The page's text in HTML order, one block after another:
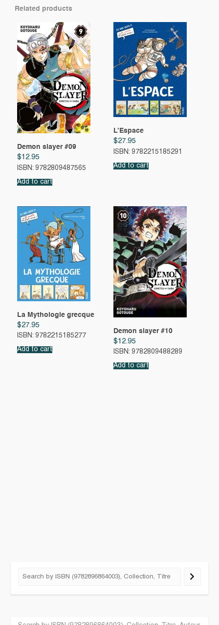
Related products
Demon slayer #09
$12.95
ISBN: 9782809487565
Add to cart
L’Espace
$27.95
ISBN: 9782215185291
Add to cart
La Mythologie grecque
$27.95
ISBN: 9782215185277
Add to cart
Demon slayer #10
$12.95
ISBN: 9782809488289
Add to cart